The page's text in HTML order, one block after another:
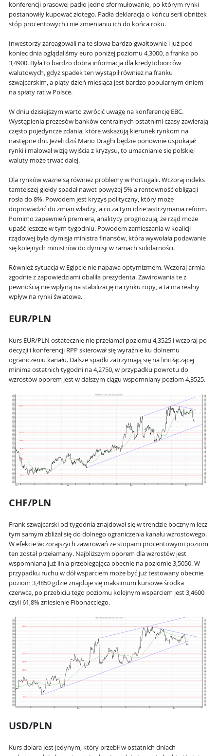
konferencji prasowej padło jedno sformułowanie, po którym rynki
postanowiły kupować złotego. Padła deklaracja o końcu serii obniżek
stóp procentowych i nie zmienianiu ich do końca roku.
Inwestorzy zareagowali na te słowa bardzo gwałtownie i już pod
koniec dnia oglądaliśmy euro poniżej poziomu 4,3000, a franka po
3,4900. Była to bardzo dobra informacja dla kredytobiorców
walutowych, gdyż spadek ten wystąpił również na franku
szwajcarskim, a piąty dzień miesiąca jest bardzo popularnym dniem
na spłaty rat w Polsce.
W dniu dzisiejszym warto zwrócić uwagę na konferencję EBC.
Wystąpienia prezesów banków centralnych ostatnimi czasy zawierają
często pojedyncze zdania, które wskazują kierunek rynkom na
następne dni. Jeżeli dziś Mario Draghi będzie ponownie uspokajał
rynki i malował wizję wyjścia z kryzysu, to umacnianie się polskiej
waluty może trwać dalej.
Dla rynków ważne są również problemy w Portugalii. Wczoraj indeks
tamtejszej giełdy spadał nawet powyżej 5% a rentowność obligacji
rosła do 8%. Powodem jest kryzys polityczny, który może
doprowadzić do zmian władzy, a co za tym idzie wstrzymania reform.
Pomimo zapewnień premiera, analitycy prognozują, że rząd może
upaść jeszcze w tym tygodniu. Powodem zamieszania w koalicji
rządowej była dymisja ministra finansów, która wywołała podawanie
się kolejnych ministrów do dymisji w ramach solidarności.
Również sytuacja w Egipcie nie napawa optymizmem. Wczoraj armia
zgodnie z zapowiedziami obaliła prezydenta. Zawirowania te z
pewnością nie wpłyną na stabilizację na rynku ropy, a ta ma realny
wpływ na rynki światowe.
EUR/PLN
Kurs EUR/PLN ostatecznie nie przełamał poziomu 4,3525 i wczoraj po
decyzji i konferencji RPP skierował się wyraźnie ku dolnemu
ograniczeniu kanału. Dalsze spadki zatrzymają się na linii łączącej
minima ostatnich tygodni na 4,2750, w przypadku powrotu do
wzrostów oporem jest w dalszym ciągu wspomniany poziom 4,3525.
CHF/PLN
Frank szwajcarski od tygodnia znajdował się w trendzie bocznym lecz
tym samym zbliżał się do dolnego ograniczenia kanału wzrostowego.
W efekcie wczorajszych zawirowań ze stopami procentowymi poziom
ten został przełamany. Najbliższym oporem dla wzrostów jest
wspomniana już linia przebiegająca obecnie na poziomie 3,5050. W
przypadku ruchu w dół wsparciem może być już testowany obecnie
poziom 3,4850 gdzie znajduje się maksimum kursowe środka
czerwca, po przebiciu tego poziomu kolejnym wsparciem jest 3,4600
czyli 61,8% zniesienie Fibonacciego.
USD/PLN
Kurs dolara jest jedynym, który przebił w ostatnich dniach